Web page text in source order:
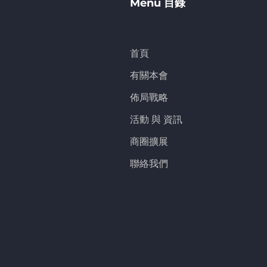
Menu 目錄
首頁
有關本會
佈局戰略
活動 與 資訊
商圈擴展
聯絡我們